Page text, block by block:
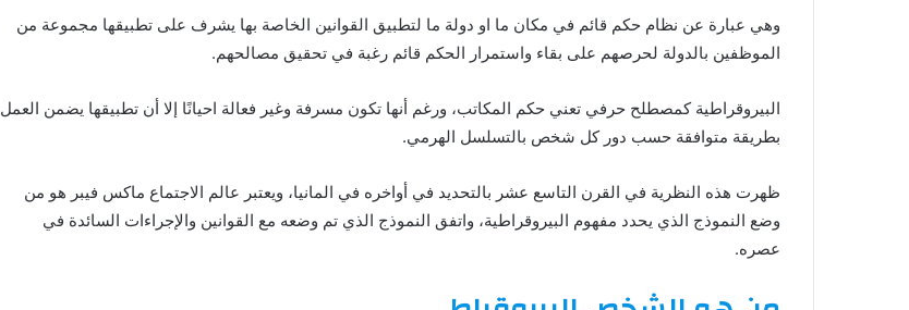
وهي عبارة عن نظام حكم قائم في مكان ما او دولة ما لتطبيق القوانين الخاصة بها يشرف على تطبيقها مجموعة من
الموظفين بالدولة لحرصهم على بقاء واستمرار الحكم قائم رغبة في تحقيق مصالحهم.
البيروقراطية كمصطلح حرفي تعني حكم المكاتب، ورغم أنها تكون مسرفة وغير فعالة احيانًا إلا أن تطبيقها يضمن العمل
بطريقة متوافقة حسب دور كل شخص بالتسلسل الهرمي.
ظهرت هذه النظرية في القرن التاسع عشر بالتحديد في أواخره في المانيا، ويعتبر عالم الاجتماع ماكس فيبر هو من
وضع النموذج الذي يحدد مفهوم البيروقراطية، واتفق النموذج الذي تم وضعه مع القوانين والإجراءات السائدة في
عصره.